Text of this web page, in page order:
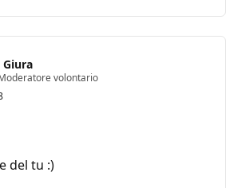
volontario
del tu :)